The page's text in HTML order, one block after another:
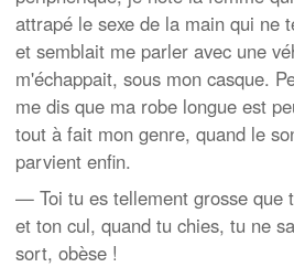
attrapé le sexe de la main qui ne
et semblait me parler avec une
m'échappait, sous mon casque.
me dis que ma robe longue est
tout à fait mon genre, quand le
parvient enfin.
— Toi tu es tellement grosse que
et ton cul, quand tu chies, tu ne
sort, obèse !